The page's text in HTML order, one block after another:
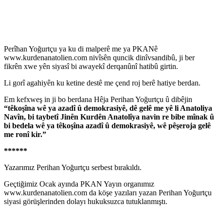
Perîhan Yoğurtçu ya ku di malperê me ya PKANê
www.kurdenanatolien.com nivîsên quncik dinîvsandibû, ji ber
fikrên xwe yên siyasî bi awayekî derqanûnî hatibû girtin.
Li gorî agahiyên ku ketine destê me çend roj berê hatiye berdan.
Em kefxweş in ji bo berdana Hêja Perihan Yoğurtçu û dibêjin
“têkoşîna wê ya azadî û demokrasiyê, dê gelê me yê li Anatoliya
Navîn, bi taybetî Jinên Kurdên Anatolîya navin re bibe mînak û
bi bedela wê ya têkoşîna azadî û demokrasiyê, wê pêşeroja gelê
me ronî kir.”
******
Yazarımız Perihan Yoğurtçu serbest bırakıldı.
Geçtiğimiz Ocak ayında PKAN Yayın organımız
www.kurdenanatolien.com da köşe yazıları yazan Perihan Yoğurtçu
siyasi görüşlerinden dolayı hukuksuzca tutuklanmıştı.